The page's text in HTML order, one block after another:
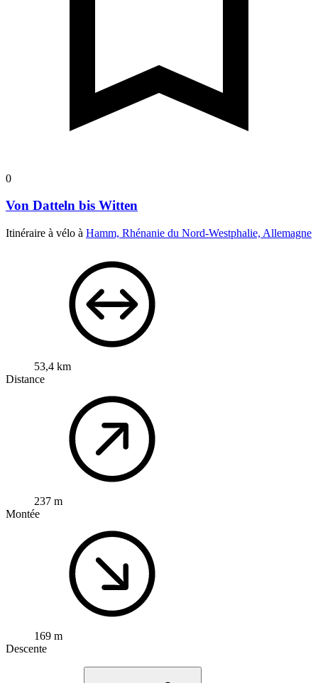
0
Von Datteln bis Witten
Itinéraire à vélo à Hamm, Rhénanie du Nord-Westphalie, Allemagne
53,4 km
Distance
237 m
Montée
169 m
Descente